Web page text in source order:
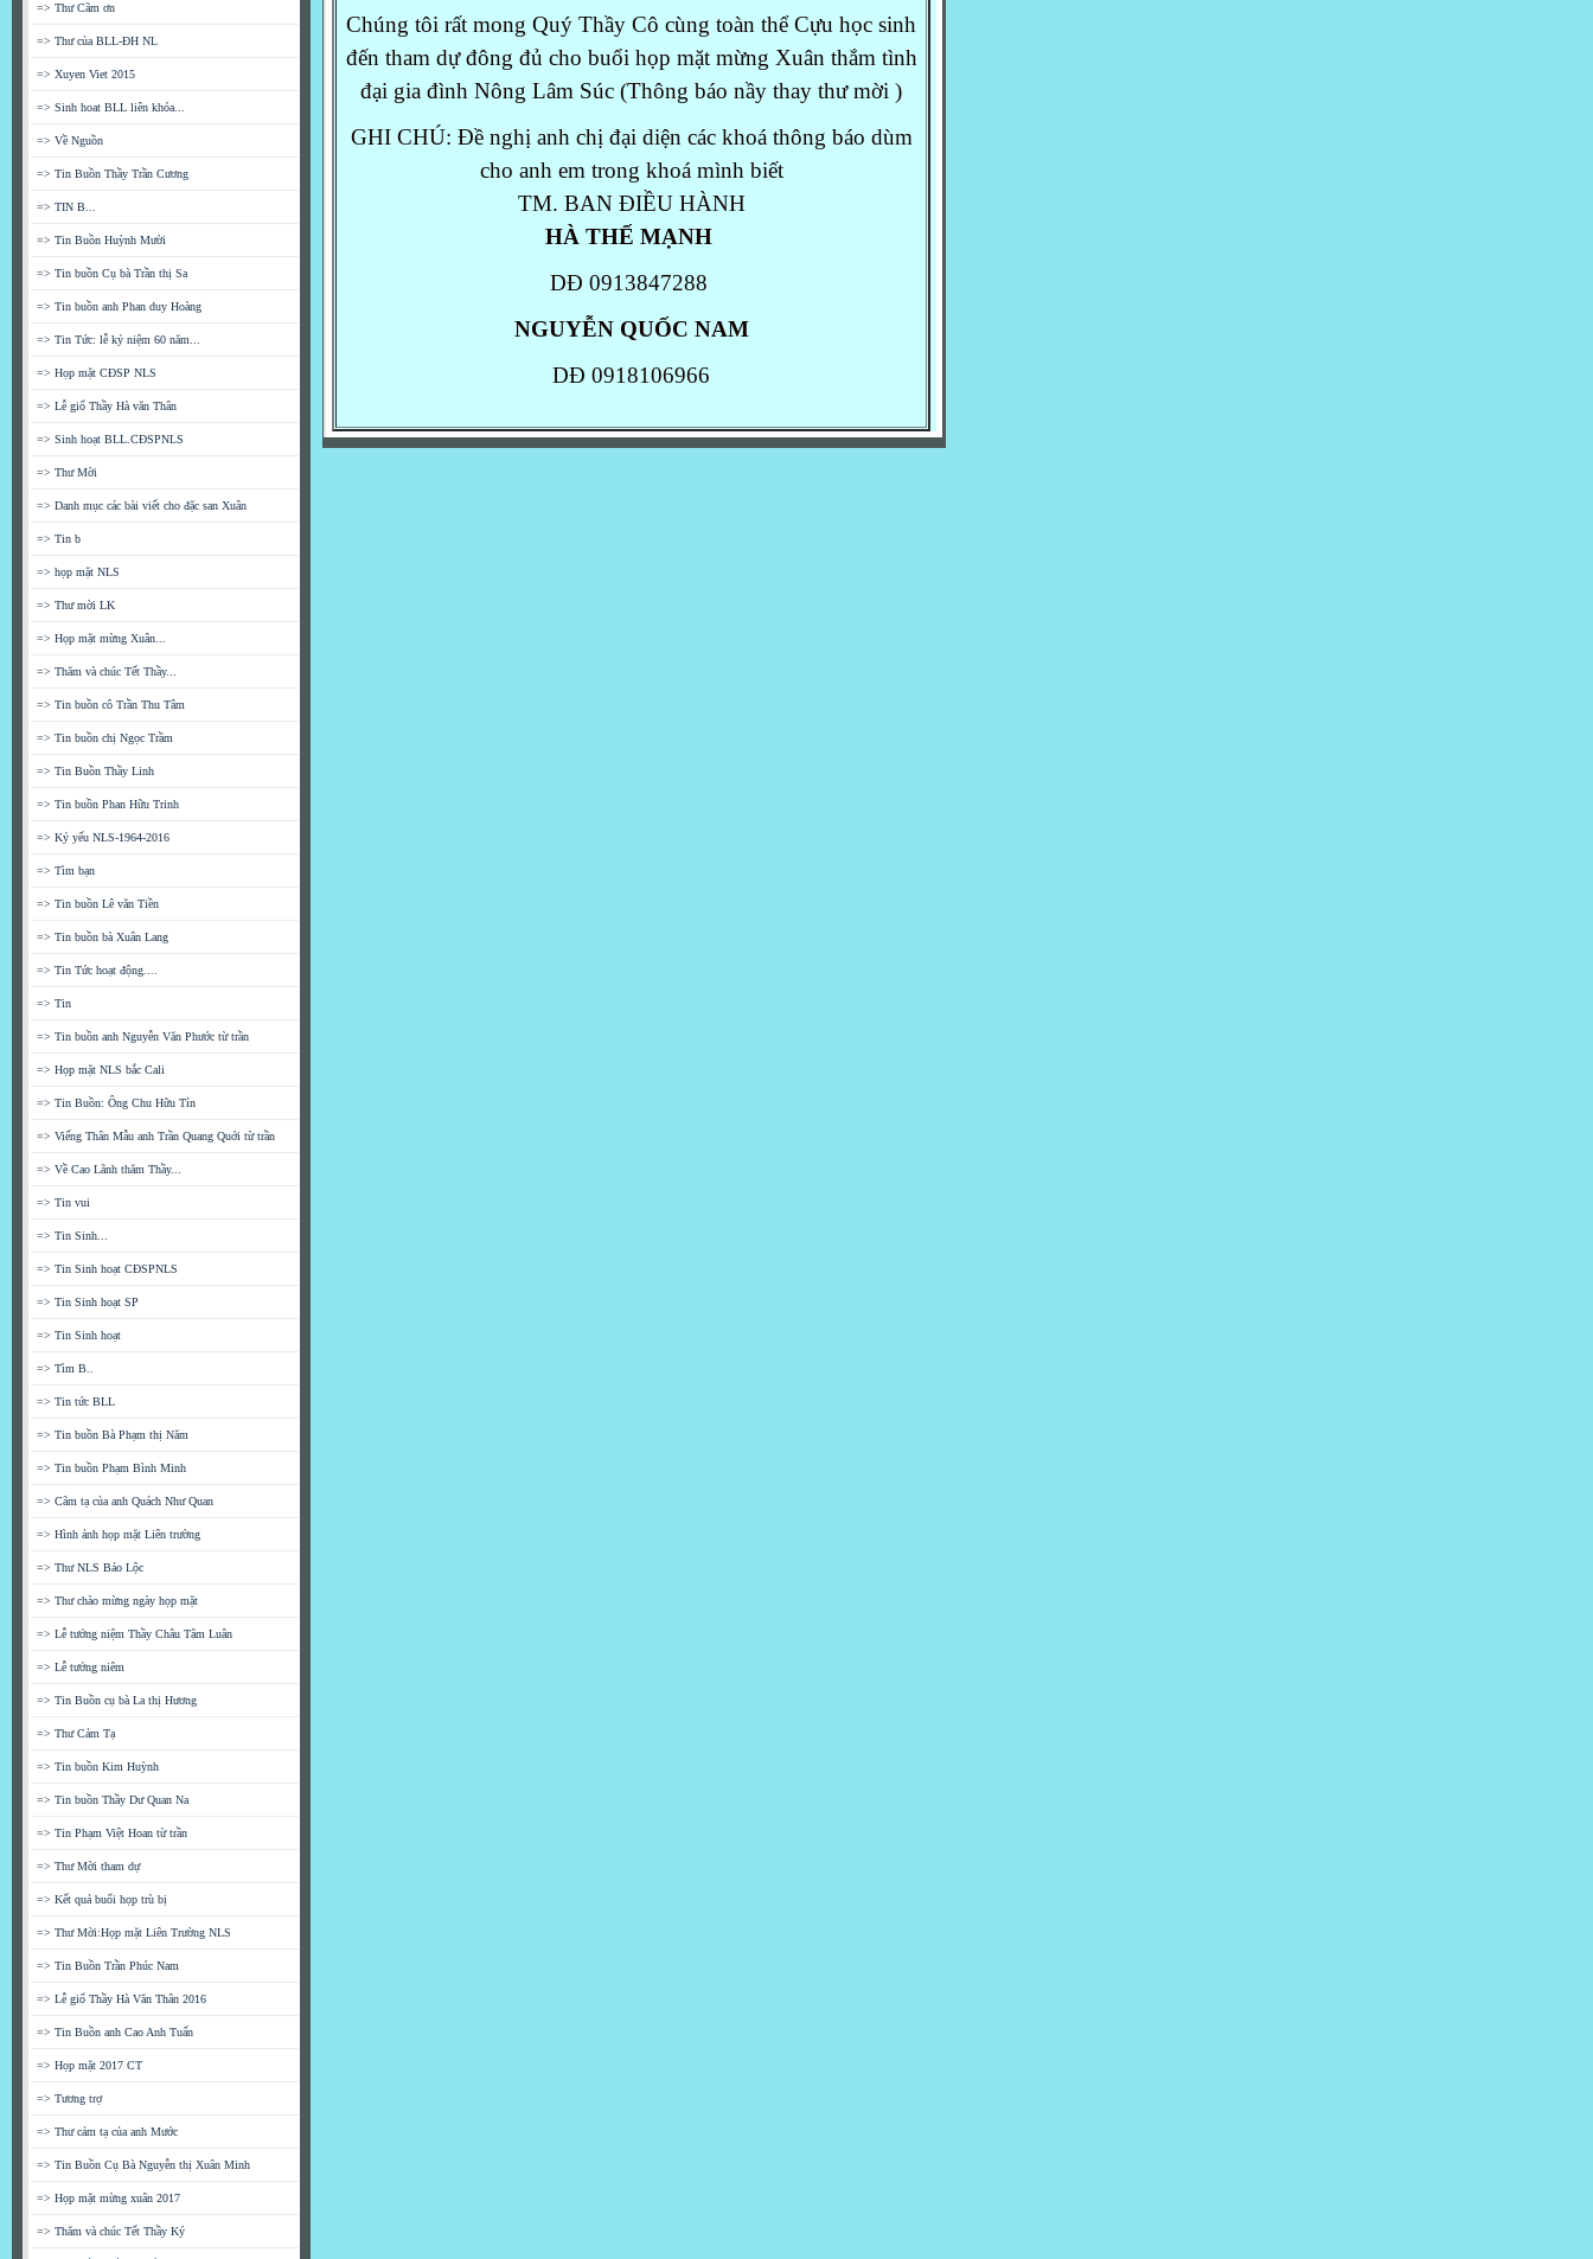
=> Thư Cãm ơn
=> Thư của BLL-ĐH NL
=> Xuyen Viet 2015
=> Sinh hoat BLL liên khóa...
=> Về Nguồn
=> Tin Buồn Thầy Trần Cương
=> TIN B...
=> Tin Buồn Huỳnh Mười
=> Tin buồn Cụ bà Trần thị Sa
=> Tin buồn anh Phan duy Hoàng
=> Tin Tức: lễ kỷ niệm 60 năm...
=> Họp mặt CĐSP NLS
=> Lễ giổ Thầy Hà văn Thân
=> Sinh hoạt BLL.CĐSPNLS
=> Thư Mời
=> Danh mục các bài viết cho đặc san Xuân
=> Tin b
=> họp mặt NLS
=> Thư mời LK
=> Họp mặt mừng Xuân...
=> Thăm và chúc Tết Thầy...
=> Tin buồn cô Trần Thu Tâm
=> Tin buồn chị Ngọc Trầm
=> Tin Buồn Thầy Linh
=> Tin buồn Phan Hữu Trinh
=> Kỷ yếu NLS-1964-2016
=> Tìm bạn
=> Tin buồn Lê văn Tiền
=> Tin buồn bà Xuân Lang
=> Tin Tức hoạt động....
=> Tin
=> Tin buồn anh Nguyễn Văn Phước từ trần
=> Họp mặt NLS bắc Cali
=> Tin Buồn: Ông Chu Hữu Tín
=> Viếng Thân Mẫu anh Trần Quang Quới từ trần
=> Về Cao Lãnh thăm Thầy...
=> Tin vui
=> Tin Sinh...
=> Tin Sinh hoạt CĐSPNLS
=> Tin Sinh hoạt SP
=> Tin Sinh hoạt
=> Tìm B..
=> Tin tức BLL
=> Tin buồn Bà Phạm thị Năm
=> Tin buồn Phạm Bình Minh
=> Cãm tạ của anh Quách Như Quan
=> Hình ảnh họp mặt Liên trường
=> Thư NLS Bảo Lộc
=> Thư chào mừng ngày họp mặt
=> Lễ tưởng niệm Thầy Châu Tâm Luân
=> Lễ tưởng niêm
=> Tin Buồn cụ bà La thị Hương
=> Thư Cảm Tạ
=> Tin buồn Kim Huỳnh
=> Tin buồn Thầy Dư Quan Na
=> Tin Phạm Việt Hoan từ trần
=> Thư Mời tham dự
=> Kết quả buổi họp trù bị
=> Thư Mời:Họp mặt Liên Trường NLS
=> Tin Buồn Trần Phúc Nam
=> Lễ giổ Thầy Hà Văn Thân 2016
=> Tin Buồn anh Cao Anh Tuấn
=> Họp mặt 2017 CT
=> Tương trợ
=> Thư cảm tạ của anh Mước
=> Tin Buồn Cụ Bà Nguyễn thị Xuân Minh
=> Họp mặt mừng xuân 2017
=> Thăm và chúc Tết Thầy Ký
Chúng tôi rất mong Quý Thầy Cô cùng toàn thể Cựu học sinh
đến tham dự đông đủ cho buổi họp mặt mừng Xuân thắm tình
đại gia đình Nông Lâm Súc (Thông báo nầy thay thư mời )
GHI CHÚ: Đề nghị anh chị đại diện các khoá thông báo dùm
cho anh em trong khoá mình biết
TM. BAN ĐIỀU HÀNH
HÀ THẾ MẠNH
DĐ 0913847288
NGUYỄN QUỐC NAM
DĐ 0918106966